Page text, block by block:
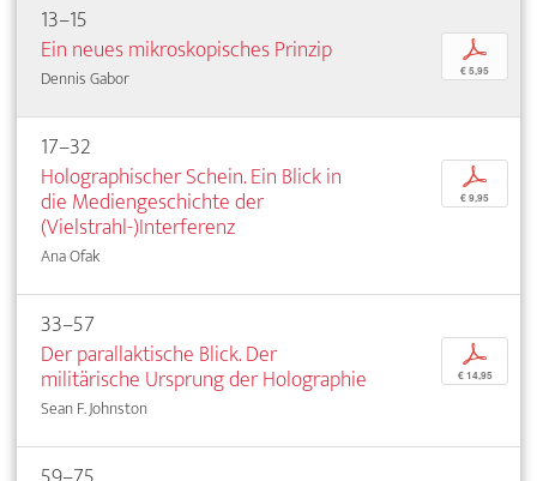
13–15
Ein neues mikroskopisches Prinzip
Dennis Gabor
p
€ 5,95
17–32
Holographischer Schein. Ein Blick in
die Mediengeschichte der
(Vielstrahl-)Interferenz
Ana Ofak
p
€ 9,95
33–57
Der parallaktische Blick. Der
militärische Ursprung der Holographie
Sean F. Johnston
p
€ 14,95